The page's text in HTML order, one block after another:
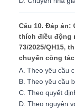
Câu 10. Đáp án:
thích điều động
73/2025/QH15,
chuyển công
A. Theo yêu cầu
B. Theo yêu cầu
C. Theo quyết
D. Theo nguyện